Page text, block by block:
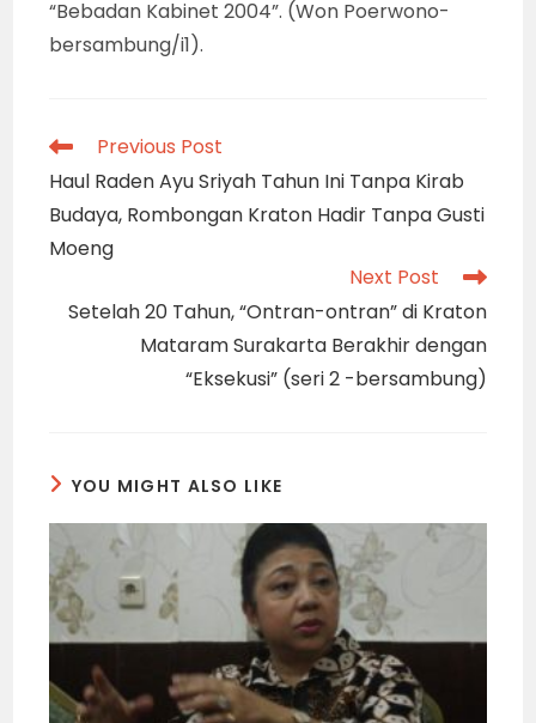
“Bebadan Kabinet 2004”. (Won Poerwono-
bersambung/i1).
Read
more
articles
Previous Post
Haul Raden Ayu Sriyah Tahun Ini Tanpa Kirab
Budaya, Rombongan Kraton Hadir Tanpa Gusti
Moeng
Next Post
Setelah 20 Tahun, “Ontran-ontran” di Kraton
Mataram Surakarta Berakhir dengan
“Eksekusi” (seri 2 -bersambung)
YOU MIGHT ALSO LIKE